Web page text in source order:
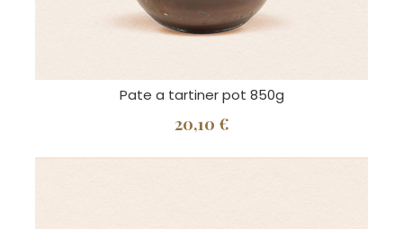
Pate a tartiner pot 850g
20,10 €